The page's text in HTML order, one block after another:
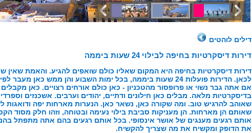
דילים לוהטים
דירות דיסקרטיות בחיפה לבילוי 24 שעות ביממה
דירות דיסקרטיות בחיפה היא המקום שאליו כולם שואפים להגיע. והאמת שאין
לכאן. הדירות פועלות 24 שעות ביממה, בכל ימות השבוע והן ממש
אם אתה גבר נשוי או פרופסור מהטכניון - כאן כולם אורחים רצויים. כאן
בדיסקרטיות מלאה. מבלים כאן חילונים ודתיים, יהודים וערבים. אשכנזים
שאוהב להרגיש טוב. ומה שקורה כאן, נשאר כאן. הנערות מארחות יפה ודואגות
שאותם הן מארחות. הן מעניקות סביבת בילוי נעימה ובטוחה, וזהו חלק מסוד
אותם רגעים מענגים של אושר אינסופי. בכל אותם רגעים בהם אתה מתפתל
את הדופק ומקשיח את מה שצריך להקשיח.